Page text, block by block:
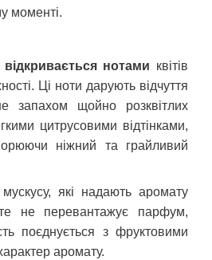
моменті.
відкривається нотами квітів
Ці ноти дарують відчуття
запахом щойно розквітлих
цитрусовими відтінками,
ніжний та грайливий
які надають аромату
не перевантажує парфум,
поєднується з фруктовими
аромату.